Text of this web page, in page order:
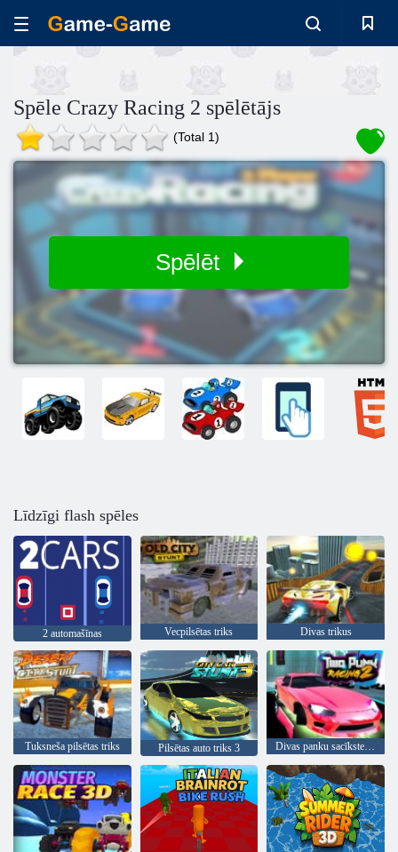
Spēle Crazy Racing 2 spēlētājs
(Total 1)
Spēlēt
Līdzīgi flash spēles
2 automašīnas Vecpilsētas triks Divas trikus
Tuksneša pilsētas triks Pilsētas auto triks 3 Divas panku sacīkstes 2